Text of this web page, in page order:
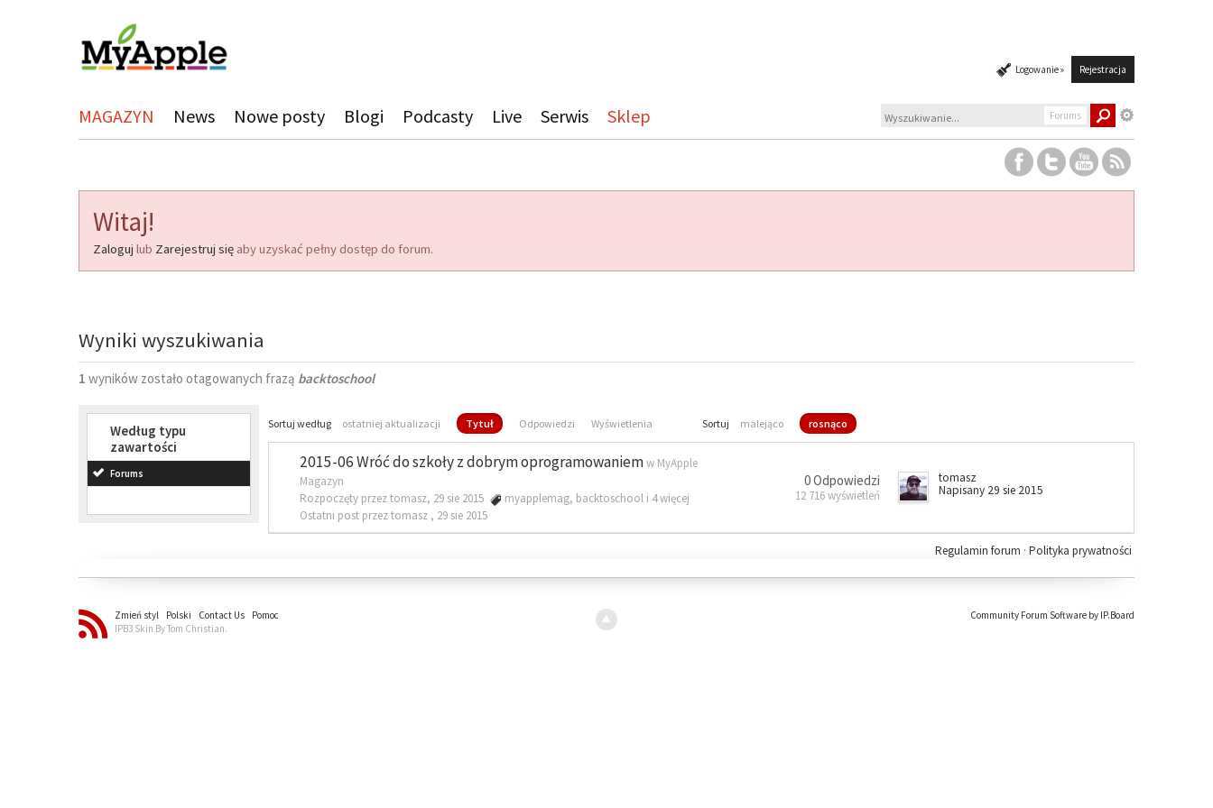
Logowanie » Rejestracja
MAGAZYN News Nowe posty Blogi Podcasty Live Serwis Sklep Forums
Witaj!
Zaloguj lub Zarejestruj się aby uzyskać pełny dostęp do forum.
Wyniki wyszukiwania
1 wyników zostało otagowanych frazą backtoschool
Według typu
zawartości
Forums
Sortuj według ostatniej aktualizacji Tytuł Odpowiedzi Wyświetlenia Sortuj malejąco rosnąco
2015-06 Wróć do szkoły z dobrym oprogramowaniemw MyApple
Magazyn
Rozpoczęty przez tomasz, 29 sie 2015
myapplemag, backtoschool i 4 więcej
Ostatni post przez tomasz , 29 sie 2015
0 Odpowiedzi
12 716 wyświetleń
tomasz
Napisany 29 sie 2015
Polityka prywatności
Regulamin forum ·
Zmień styl Polski Contact Us
Pomoc
IPB3 Skin By Tom Christian.
Community Forum Software by IP.Board